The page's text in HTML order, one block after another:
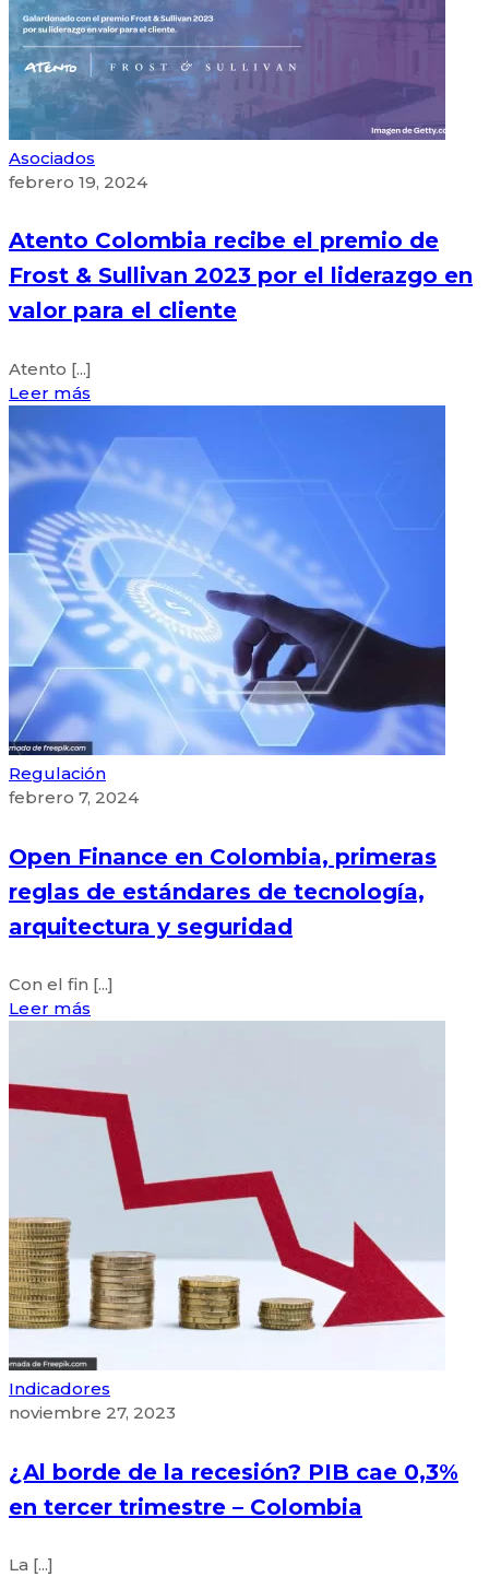
Asociados
febrero 19, 2024
Atento Colombia recibe el premio de
Frost & Sullivan 2023 por el liderazgo en
valor para el cliente
Atento [...]
Leer más
Regulación
febrero 7, 2024
Open Finance en Colombia, primeras
reglas de estándares de tecnología,
arquitectura y seguridad
Con el fin [...]
Leer más
Indicadores
noviembre 27, 2023
¿Al borde de la recesión? PIB cae 0,3%
en tercer trimestre – Colombia
La [...]